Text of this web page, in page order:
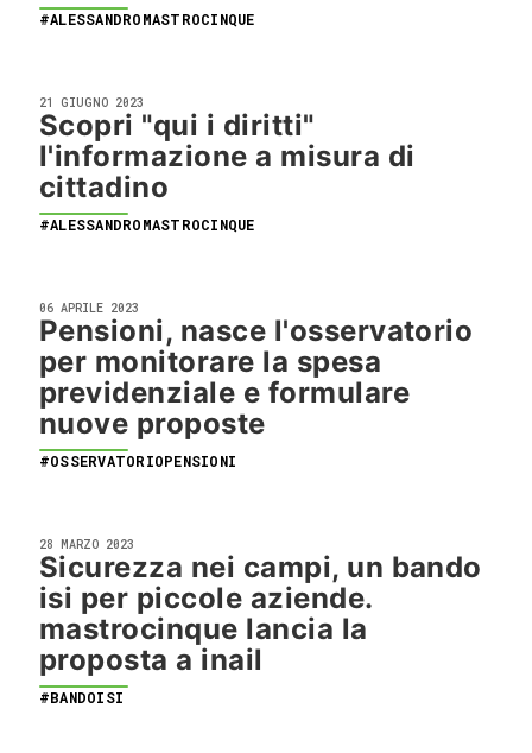
#ALESSANDROMASTROCINQUE
21 GIUGNO 2023
Scopri "qui i diritti"
l'informazione a misura di
cittadino
#ALESSANDROMASTROCINQUE
06 APRILE 2023
Pensioni, nasce l'osservatorio
per monitorare la spesa
previdenziale e formulare
nuove proposte
#OSSERVATORIOPENSIONI
28 MARZO 2023
Sicurezza nei campi, un bando
isi per piccole aziende.
mastrocinque lancia la
proposta a inail
#BANDOISI